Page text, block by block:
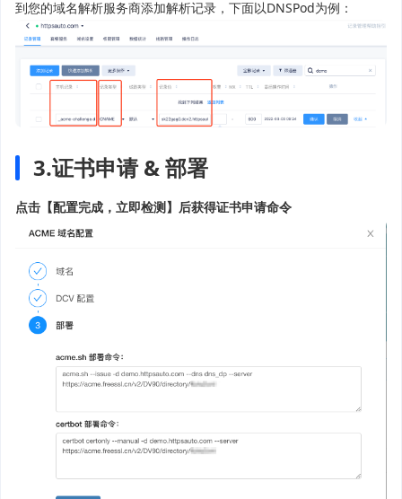
到您的域名解析服务商添加解析记录，下面以DNSPod为例：
3.证书申请 & 部署
点击【配置完成，立即检测】后获得证书申请命令